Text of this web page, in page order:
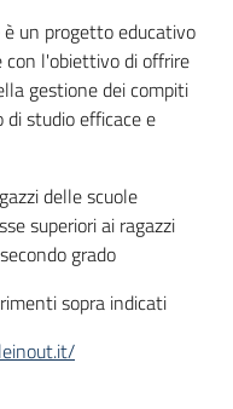
un progetto educativo
con l'obiettivo di offrire
gestione dei compiti
studio efficace e
delle scuole
superiori ai ragazzi
grado
sopra indicati